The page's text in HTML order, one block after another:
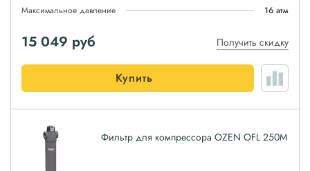
Максимальное давление 16 атм
15 049 руб Получить скидку
Купить
Фильтр для компрессора OZEN OFL 250M